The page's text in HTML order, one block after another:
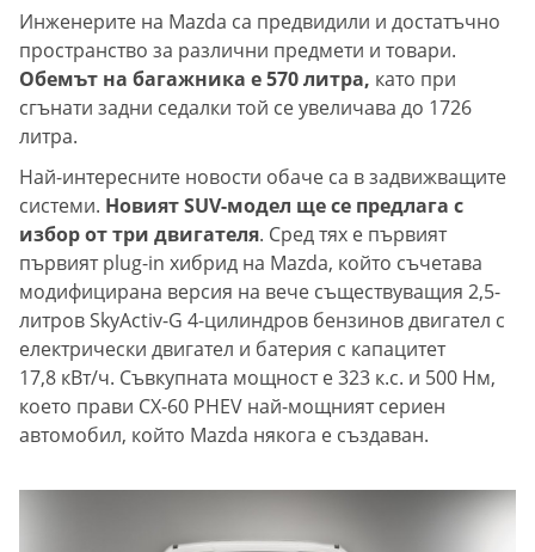
Инженерите на Mazda са предвидили и достатъчно
пространство за различни предмети и товари.
Обемът на багажника е 570 литра, като при
сгънати задни седалки той се увеличава до 1726
литра.
Най-интересните новости обаче са в задвижващите
системи. Новият SUV-модел ще се предлага с
избор от три двигателя. Сред тях е първият
първият plug-in хибрид на Mazda, който съчетава
модифицирана версия на вече съществуващия 2,5-
литров SkyActiv-G 4-цилиндров бензинов двигател с
електрически двигател и батерия с капацитет
17,8 кВт/ч. Съвкупната мощност е 323 к.с. и 500 Нм,
което прави CX-60 PHEV най-мощният сериен
автомобил, който Mazda някога е създаван.